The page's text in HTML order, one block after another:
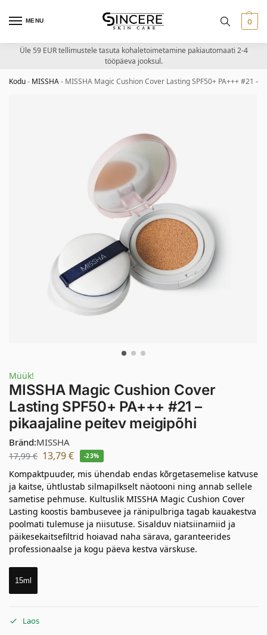
MENU 0
Üle 59 EUR tellimustele tasuta kohaletoimetamine pakiautomaati 2-4
tööpäeva jooksul.
Kodu- MISSHA- MISSHA Magic Cushion Cover Lasting SPF50+ PA+++ #21 –
Müük!
MISSHA Magic Cushion Cover
Lasting SPF50+ PA+++ #21 –
pikaajaline peitev meigipõhi
Bränd:MISSHA
17,99€ 13,79€ -23%
Kompaktpuuder, mis ühendab endas kõrgetasemelise katvuse
ja kaitse, ühtlustab silmapilkselt näotooni ning annab sellele
sametise pehmuse. Kultuslik MISSHA Magic Cushion Cover
Lasting koostis bambusevee ja ränipulbriga tagab kauakestva
poolmati tulemuse ja niisutuse. Sisalduv niatsiinamiid ja
päikesekaitsefiltrid hoiavad naha särava, garanteerides
professionaalse ja kogu päeva kestva värskuse.
15ml
Laos